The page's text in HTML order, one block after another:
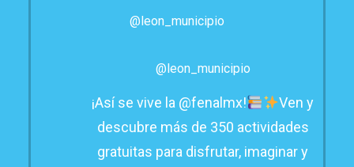
@leon_municipio
@leon_municipio
¡Así se vive la @fenalmx!
Ven y
descubre más de 350 actividades
gratuitas para disfrutar, imaginar y